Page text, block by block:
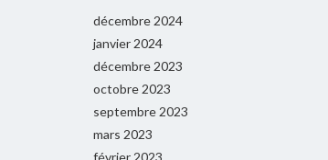
décembre 2024
janvier 2024
décembre 2023
octobre 2023
septembre 2023
mars 2023
février 2023